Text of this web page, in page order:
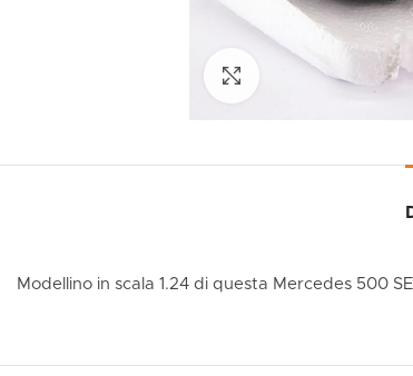
Click to enlarge
Modellino in scala 1.24 di questa Mercedes 500